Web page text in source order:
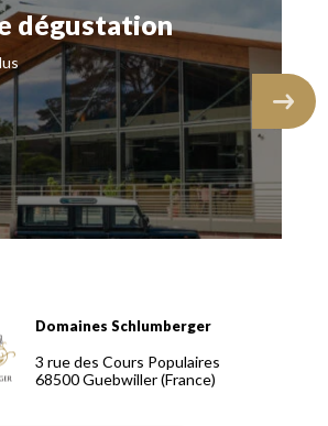
dégustation
Vignerons 100% récoltants
Domaines Schlumberger
3 rue des Cours Populaires
68500Guebwiller(France)